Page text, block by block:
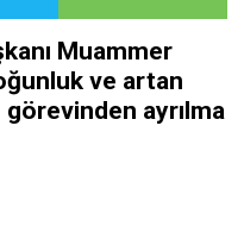
Muammer
ve artan
ayrılma